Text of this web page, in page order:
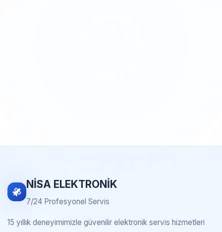
NİSA ELEKTRONİK
7/24 Profesyonel Servis
15 yıllık deneyimimizle güvenilir elektronik servis hizmetleri